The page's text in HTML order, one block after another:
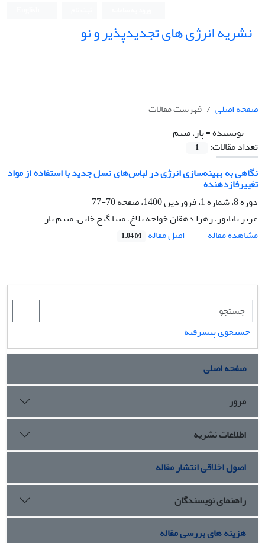
نشریه انرژی های تجدیدپذیر و نو
صفحه اصلی
فهرست مقالات
نویسنده =پار، میثم
تعداد مقالات:
1
نگاهی به بهینه‌سازی انرژی در لباس‌های نسل جدید با استفاده از مواد
تغییرفازدهنده
دوره 8، شماره 1، فروردین 1400، صفحه
70-77
عزیز باباپور، زهرا دهقان خواجه بلاغ، مینا گنج خانی، میثم پار
مشاهده مقاله
اصل مقاله 1.04 M
جستجوی پیشرفته
صفحه اصلی
مرور
اطلاعات نشریه
اصول اخلاقی انتشار مقاله
راهنمای نویسندگان
هزینه های بررسی مقاله